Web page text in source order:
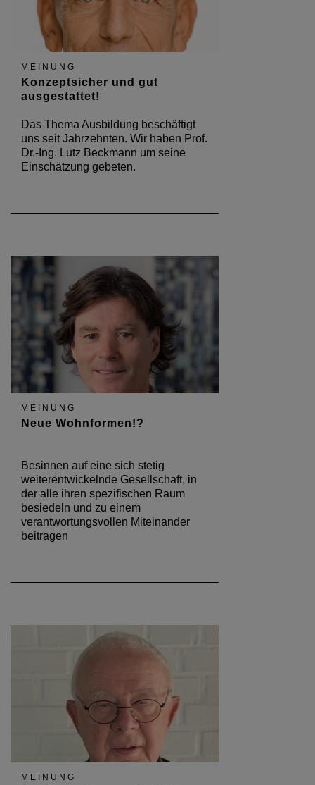
MEINUNG
Konzeptsicher und gut
ausgestattet!
Das Thema Ausbildung beschäftigt
uns seit Jahrzehnten. Wir haben Prof.
Dr.-Ing. Lutz Beckmann um seine
Einschätzung gebeten.
MEINUNG
Neue Wohnformen!?
Besinnen auf eine sich stetig
weiterentwickelnde Gesellschaft, in
der alle ihren spezifischen Raum
besiedeln und zu einem
verantwortungsvollen Miteinander
beitragen
MEINUNG